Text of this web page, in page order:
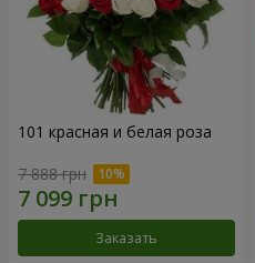
101 красная и белая роза
7 888 грн
Заказать